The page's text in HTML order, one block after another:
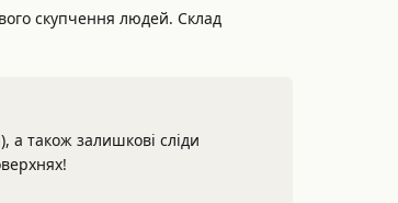
скупчення людей. Склад
а також залишкові сліди